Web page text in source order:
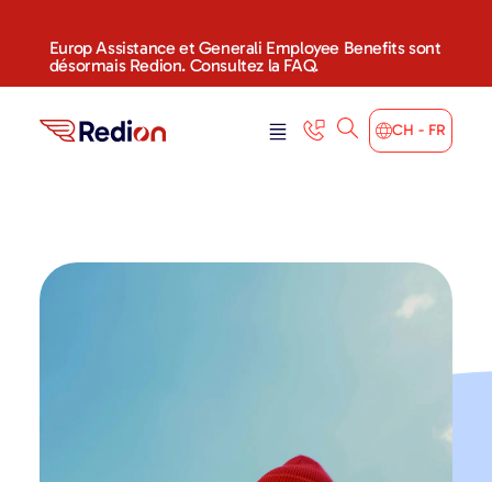
Europ Assistance et Generali Employee Benefits sont
désormais Redion. Consultez la FAQ.
CH - FR